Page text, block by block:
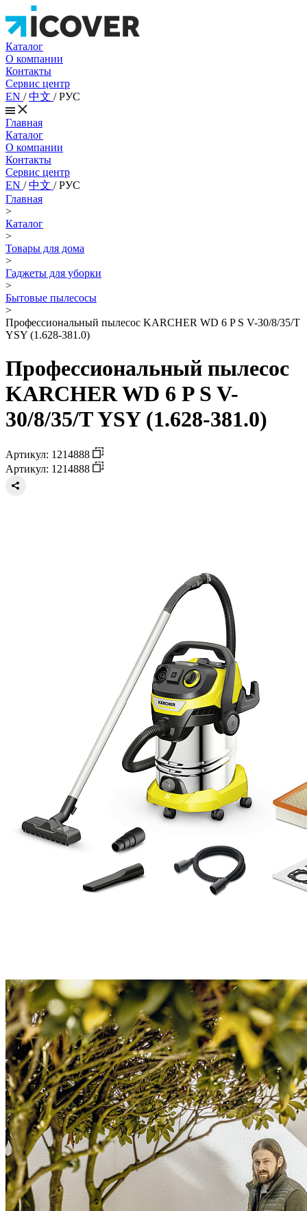
Каталог
О компании
Контакты
Сервис центр
EN /中文 /РУС
Главная
Каталог
О компании
Контакты
Сервис центр
EN /中文 /РУС
Главная
>
Каталог
>
Товары для дома
>
Гаджеты для уборки
>
Бытовые пылесосы
>
Профессиональный пылесос KARCHER WD 6 P S V-30/8/35/T
YSY (1.628-381.0)
Профессиональный пылесос
KARCHER WD 6 P S V-
30/8/35/T YSY (1.628-381.0)
Артикул: 1214888
Артикул: 1214888